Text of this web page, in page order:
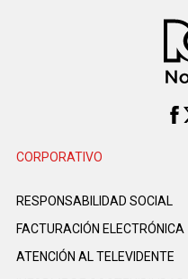
CORPORATIVO
RESPONSABILIDAD SOCIAL
FACTURACIÓN ELECTRÓNICA
ATENCIÓN AL TELEVIDENTE